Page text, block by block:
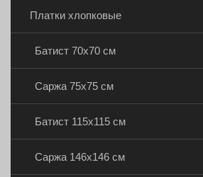
Платки хлопковые
Батист 70х70 см
Саржа 75х75 см
Батист 115х115 см
Саржа 146х146 см